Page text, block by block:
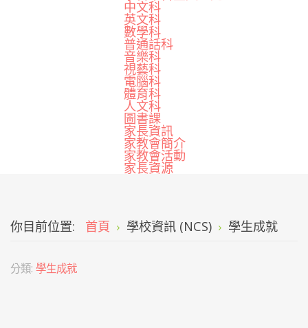
中文科
英文科
數學科
普通話科
音樂科
視藝科
電腦科
體育科
人文科
圖書課
家長資訊
家教會簡介
家教會活動
家長資源
你目前位置: 首頁 學校資訊 (NCS) 學生成就
分類: 學生成就